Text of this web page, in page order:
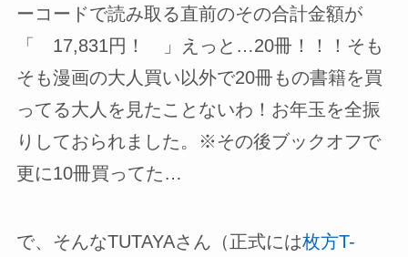
ーコードで読み取る直前のその合計金額が
「 17,831円！ 」えっと…20冊！！！そも
そも漫画の大人買い以外で20冊もの書籍を買
ってる大人を見たことないわ！お年玉を全振
りしておられました。※その後ブックオフで
更に10冊買ってた…
で、そんなTUTAYAさん（正式には枚方T-